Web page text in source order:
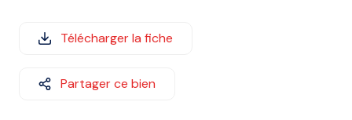
COMMERCE
CONTACTTélécharger la fiche
Partager ce bien